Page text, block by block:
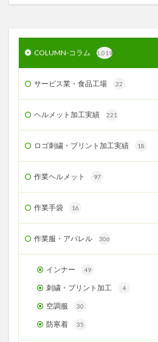
COLUMN-コラム 1,019
サービス業・食品工場 22
ヘルメット加工実績 221
ロゴ刺繍・プリント加工実績 18
作業ヘルメット 97
作業手袋 16
作業服・アパレル 306
インナー 49
刺繍・プリント加工 4
空調服 30
防寒着 35